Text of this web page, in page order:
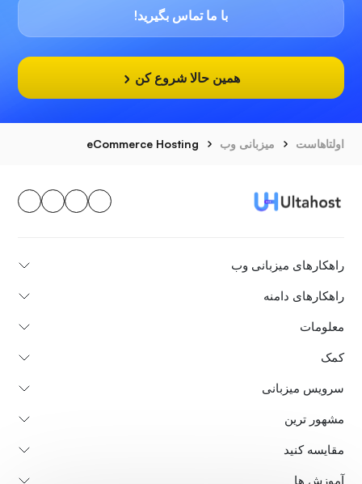
با ما تماس بگیرید!
همین حالا شروع کن
اولتاهاست میزبانی وب eCommerce Hosting
راهکارهای میزبانی وب
راهکارهای دامنه
معلومات
کمک
سرویس میزبانی
مشهور ترین
مقایسه کنید
آموزش ها